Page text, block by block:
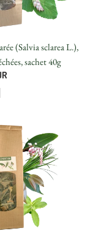
(Salvia sclarea L.),
sachet 40g
»